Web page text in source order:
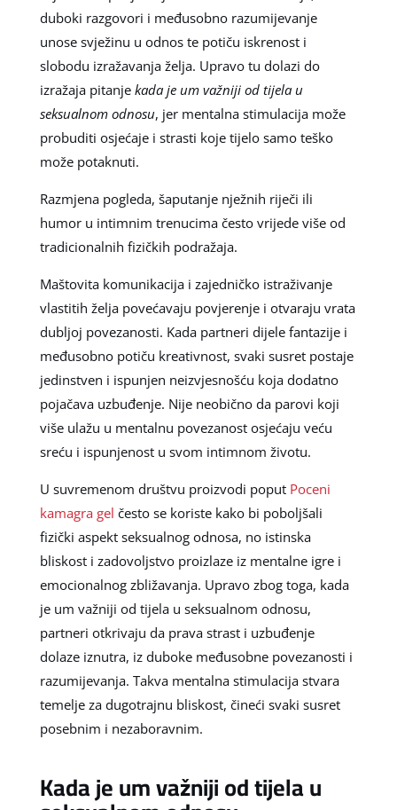
duboki razgovori i međusobno razumijevanje
unose svježinu u odnos te potiču iskrenost i
slobodu izražavanja želja. Upravo tu dolazi do
izražaja pitanje kada je um važniji od tijela u
seksualnom odnosu, jer mentalna stimulacija može
probuditi osjećaje i strasti koje tijelo samo teško
može potaknuti.
Razmjena pogleda, šaputanje nježnih riječi ili
humor u intimnim trenucima često vrijede više od
tradicionalnih fizičkih podražaja.
Maštovita komunikacija i zajedničko istraživanje
vlastitih želja povećavaju povjerenje i otvaraju vrata
dubljoj povezanosti. Kada partneri dijele fantazije i
međusobno potiču kreativnost, svaki susret postaje
jedinstven i ispunjen neizvjesnošću koja dodatno
pojačava uzbuđenje. Nije neobično da parovi koji
više ulažu u mentalnu povezanost osjećaju veću
sreću i ispunjenost u svom intimnom životu.
U suvremenom društvu proizvodi poput Poceni
kamagra gel često se koriste kako bi poboljšali
fizički aspekt seksualnog odnosa, no istinska
bliskost i zadovoljstvo proizlaze iz mentalne igre i
emocionalnog zbližavanja. Upravo zbog toga, kada
je um važniji od tijela u seksualnom odnosu,
partneri otkrivaju da prava strast i uzbuđenje
dolaze iznutra, iz duboke međusobne povezanosti i
razumijevanja. Takva mentalna stimulacija stvara
temelje za dugotrajnu bliskost, čineći svaki susret
posebnim i nezaboravnim.
Kada je um važniji od tijela u